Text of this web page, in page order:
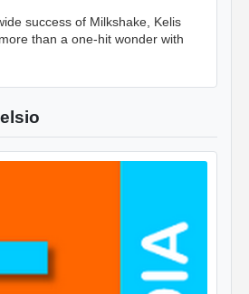
success of Milkshake, Kelis
than a one-hit wonder with